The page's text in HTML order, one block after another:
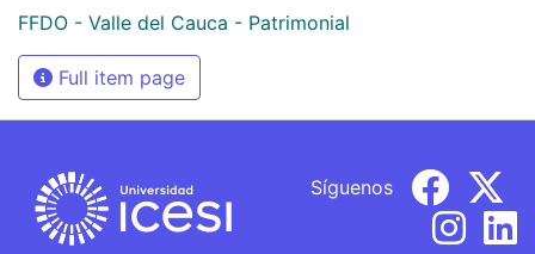
FFDO - Valle del Cauca - Patrimonial
Full item page
Síguenos